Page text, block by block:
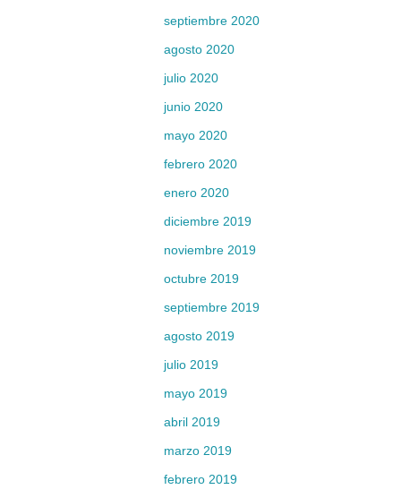
septiembre 2020
agosto 2020
julio 2020
junio 2020
mayo 2020
febrero 2020
enero 2020
diciembre 2019
noviembre 2019
octubre 2019
septiembre 2019
agosto 2019
julio 2019
mayo 2019
abril 2019
marzo 2019
febrero 2019